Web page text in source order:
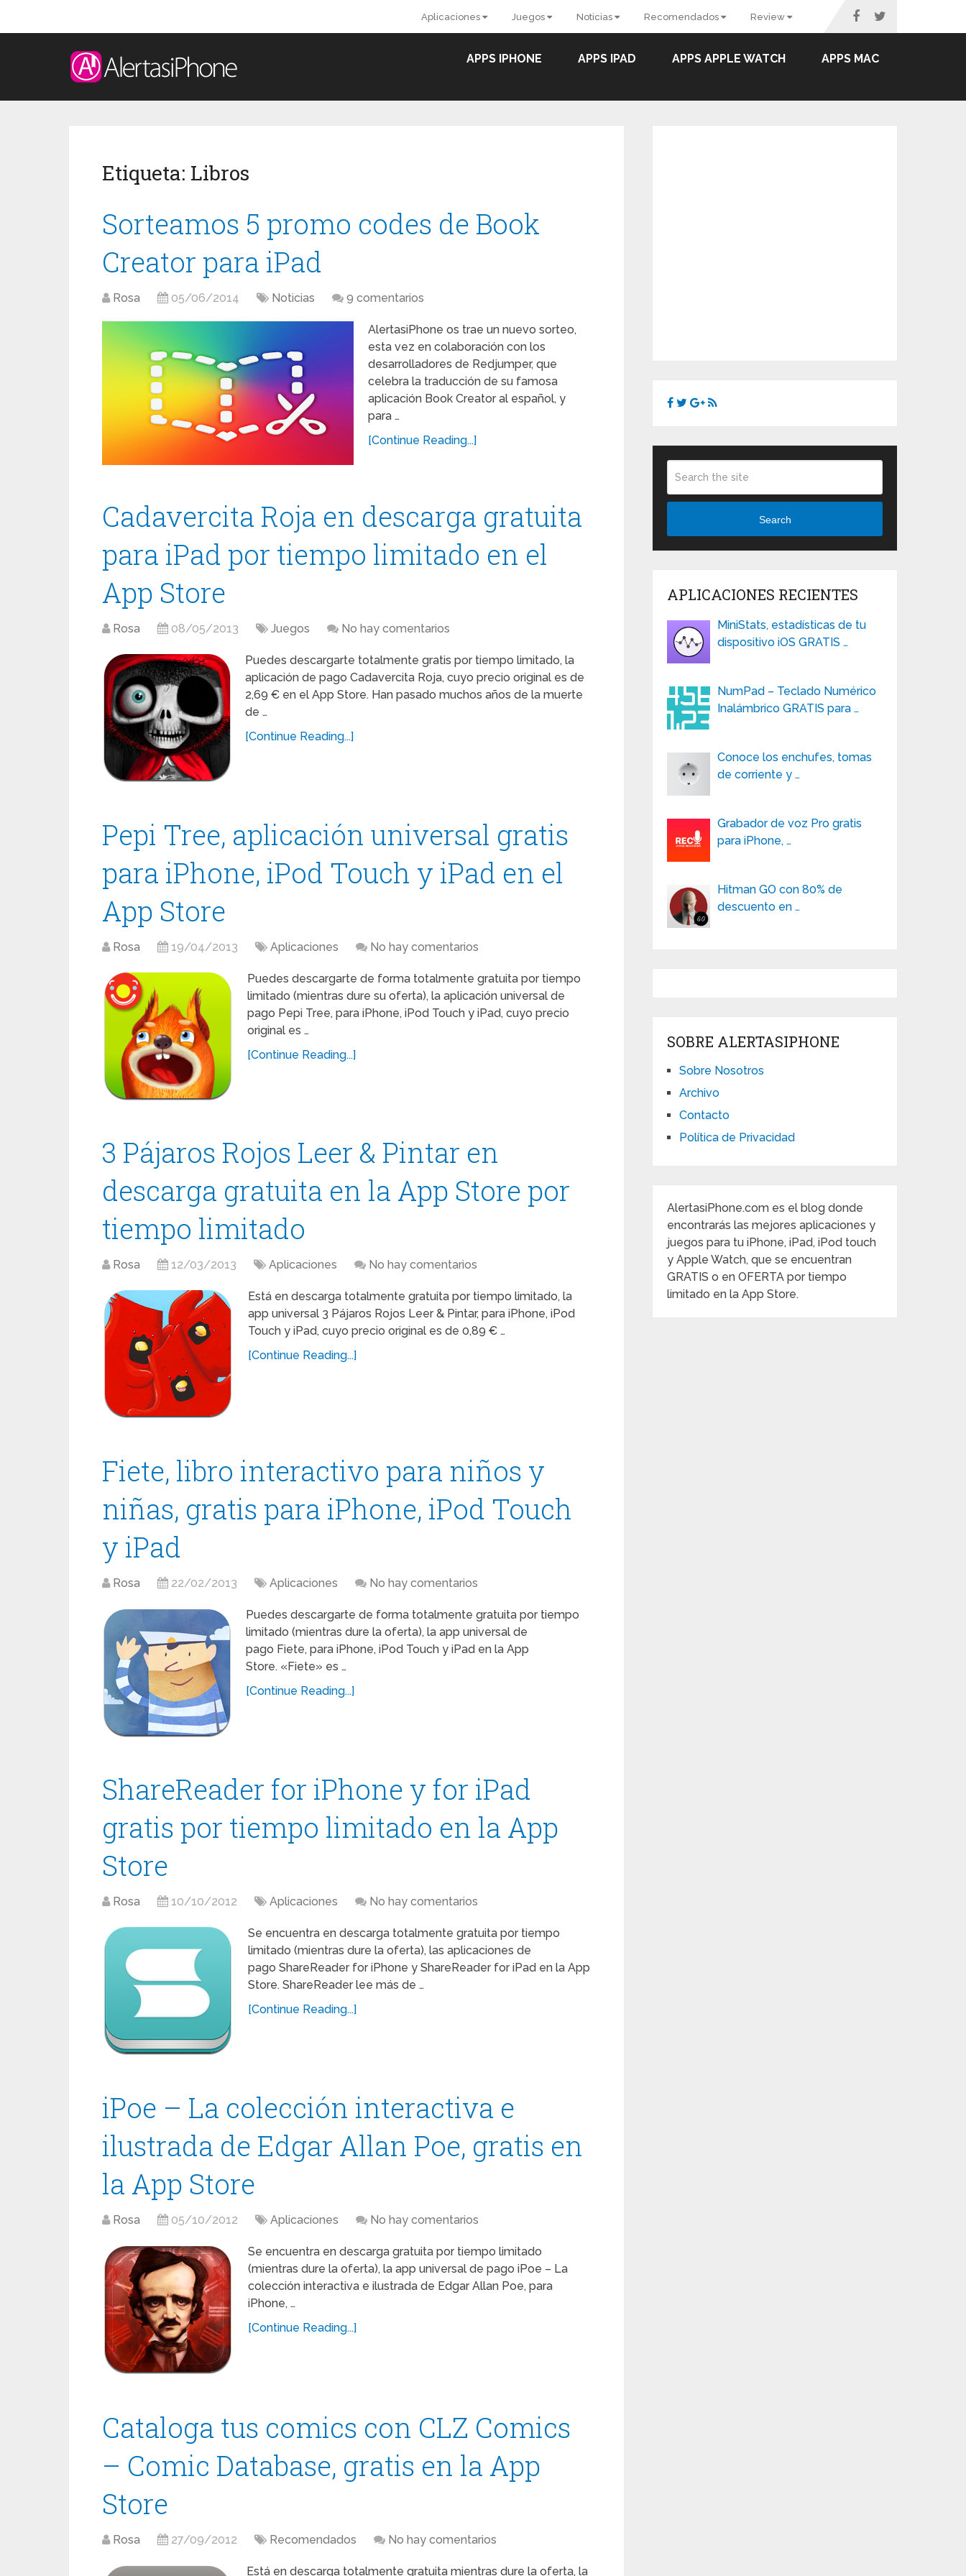
Aplicaciones Juegos Noticias Recomendados Review
APPS IPHONE APPS IPAD APPS APPLE WATCH APPS MAC
Etiqueta: Libros
Sorteamos 5 promo codes de Book
Creator para iPad
Rosa 05/06/2014 Noticias 9 comentarios
AlertasiPhone os trae un nuevo sorteo,
esta vez en colaboración con los
desarrolladores de Redjumper, que
celebra la traducción de su famosa
aplicación Book Creator al español, y
para …
[Continue Reading...]
Cadavercita Roja en descarga gratuita
para iPad por tiempo limitado en el
App Store
Rosa 08/05/2013 Juegos No hay comentarios
Puedes descargarte totalmente gratis por tiempo limitado, la
aplicación de pago Cadavercita Roja, cuyo precio original es de
2,69 € en el App Store. Han pasado muchos años de la muerte
de …
[Continue Reading...]
Pepi Tree, aplicación universal gratis
para iPhone, iPod Touch y iPad en el
App Store
Rosa 19/04/2013 Aplicaciones No hay comentarios
Puedes descargarte de forma totalmente gratuita por tiempo
limitado (mientras dure su oferta), la aplicación universal de
pago Pepi Tree, para iPhone, iPod Touch y iPad, cuyo precio
original es …
[Continue Reading...]
3 Pájaros Rojos Leer & Pintar en
descarga gratuita en la App Store por
tiempo limitado
Rosa 12/03/2013 Aplicaciones No hay comentarios
Está en descarga totalmente gratuita por tiempo limitado, la
app universal 3 Pájaros Rojos Leer & Pintar, para iPhone, iPod
Touch y iPad, cuyo precio original es de 0,89 € …
[Continue Reading...]
Fiete, libro interactivo para niños y
niñas, gratis para iPhone, iPod Touch
y iPad
Rosa 22/02/2013 Aplicaciones No hay comentarios
Puedes descargarte de forma totalmente gratuita por tiempo
limitado (mientras dure la oferta), la app universal de
pago Fiete, para iPhone, iPod Touch y iPad en la App
Store. «Fiete» es …
[Continue Reading...]
ShareReader for iPhone y for iPad
gratis por tiempo limitado en la App
Store
Rosa 10/10/2012 Aplicaciones No hay comentarios
Se encuentra en descarga totalmente gratuita por tiempo
limitado (mientras dure la oferta), las aplicaciones de
pago ShareReader for iPhone y ShareReader for iPad en la App
Store. ShareReader lee más de …
[Continue Reading...]
iPoe – La colección interactiva e
ilustrada de Edgar Allan Poe, gratis en
la App Store
Rosa 05/10/2012 Aplicaciones No hay comentarios
Se encuentra en descarga gratuita por tiempo limitado
(mientras dure la oferta), la app universal de pago iPoe – La
colección interactiva e ilustrada de Edgar Allan Poe, para
iPhone, …
[Continue Reading...]
Cataloga tus comics con CLZ Comics
– Comic Database, gratis en la App
Store
Rosa 27/09/2012 Recomendados No hay comentarios
Está en descarga totalmente gratuita mientras dure la oferta, la
Search
APLICACIONES RECIENTES
MiniStats, estadísticas de tu
dispositivo iOS GRATIS …
NumPad – Teclado Numérico
Inalámbrico GRATIS para …
Conoce los enchufes, tomas
de corriente y …
Grabador de voz Pro gratis
para iPhone, …
Hitman GO con 80% de
descuento en …
SOBRE ALERTASIPHONE
Sobre Nosotros
Archivo
Contacto
Política de Privacidad
AlertasiPhone.com es el blog donde
encontrarás las mejores aplicaciones y
juegos para tu iPhone, iPad, iPod touch
y Apple Watch, que se encuentran
GRATIS o en OFERTA por tiempo
limitado en la App Store.